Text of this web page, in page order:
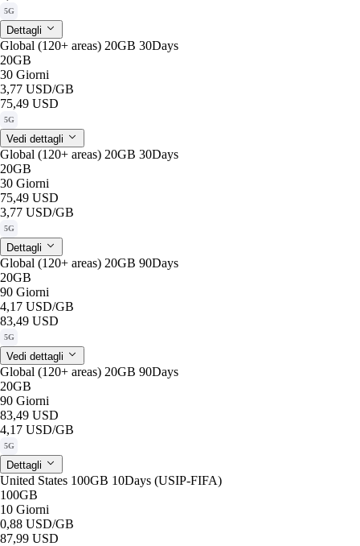
5G
Dettagli
Global (120+ areas) 20GB 30Days
20GB
30 Giorni
3,77 USD/GB
75,49 USD
5G
Vedi dettagli
Global (120+ areas) 20GB 30Days
20GB
30 Giorni
75,49 USD
3,77 USD/GB
5G
Dettagli
Global (120+ areas) 20GB 90Days
20GB
90 Giorni
4,17 USD/GB
83,49 USD
5G
Vedi dettagli
Global (120+ areas) 20GB 90Days
20GB
90 Giorni
83,49 USD
4,17 USD/GB
5G
Dettagli
United States 100GB 10Days (USIP-FIFA)
100GB
10 Giorni
0,88 USD/GB
87,99 USD